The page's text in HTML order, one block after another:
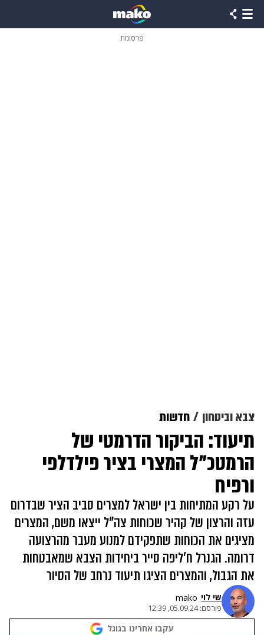
פרסומת
צבא וביטחון חדשות
תיעוד: הביקור הדרמטי של
הרמטכ"ל המצרי בציר פילדלפי
ורפיח
על רקע המתיחות בין ישראל למצרים סביב הציר שבדרום
עזה והרצון של קהיר שכוחות צה"ל ייצאו משם, המצרים
מציגים את הכוחות שתפקידם למנוע מעבר מהרצועה
דרומה. הגנרל ח'ליפה סייר ביחידות הצבא שמאבטחות
את הגבול, והמצרים הציגו תיעוד נרחב של הסיור
שי לוי mako
פורסם:05.09.24, 12:39
עקבו אחרינו בגוגל